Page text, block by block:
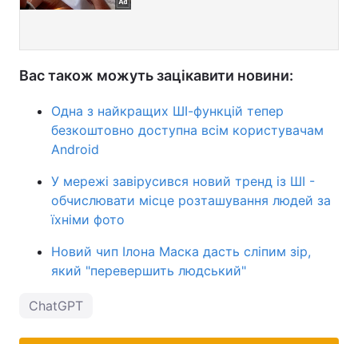
Вас також можуть зацікавити новини:
Одна з найкращих ШІ-функцій тепер
безкоштовно доступна всім користувачам
Android
У мережі завірусився новий тренд із ШІ -
обчислювати місце розташування людей за
їхніми фото
Новий чип Ілона Маска дасть сліпим зір,
який "перевершить людський"
ChatGPT